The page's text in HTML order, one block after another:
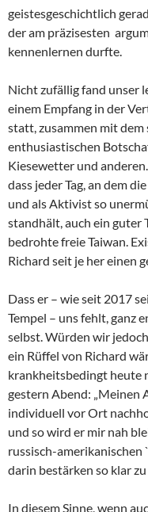
geistesgeschichtlich
der am präzisesten
kennenlernen durfte.
Nicht zufällig fand unser
einem Empfang in der
statt, zusammen mit dem
enthusiastischen
Kiesewetter und
dass jeder Tag, an dem
und als Aktivist so
standhält, auch ein guter
bedrohte freie Taiwan.
Richard seit je her einen
Dass er – wie seit 2017
Tempel – uns fehlt, ganz
selbst. Würden wir
ein Rüffel von Richard
krankheitsbedingt heute
gestern Abend: „Meinen
individuell vor Ort
und so wird er mir nah
russisch-amerikanischen
darin bestärken so klar
In diesem Sinne, wenn